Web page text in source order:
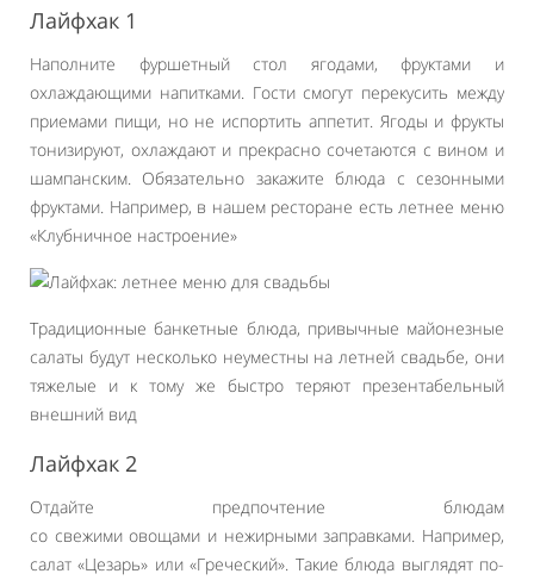
Лайфхак 1
Наполните фуршетный стол ягодами, фруктами и
охлаждающими напитками. Гости смогут перекусить между
приемами пищи, но не испортить аппетит. Ягоды и фрукты
тонизируют, охлаждают и прекрасно сочетаются с вином и
шампанским. Обязательно закажите блюда с сезонными
фруктами. Например, в нашем ресторане есть летнее меню
«Клубничное настроение»
Традиционные банкетные блюда, привычные майонезные
салаты будут несколько неуместны на летней свадьбе, они
тяжелые и к тому же быстро теряют презентабельный
внешний вид
Лайфхак 2
Отдайте предпочтение блюдам
со свежими овощами и нежирными заправками. Например,
салат «Цезарь» или «Греческий». Такие блюда выглядят по-